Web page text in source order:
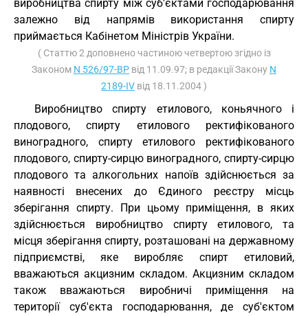
виробництва спирту між суб'єктами господарювання
залежно від напрямів використання спирту
приймається Кабінетом Міністрів України.
( Статтю 2 доповнено частиною четвертою згідно із
Законом N 526/97-ВР від 11.09.97; в редакції Закону N
2189-IV від 18.11.2004 )
Виробництво спирту етилового, коньячного і
плодового, спирту етилового ректифікованого
виноградного, спирту етилового ректифікованого
плодового, спирту-сирцю виноградного, спирту-сирцю
плодового та алкогольних напоїв здійснюється за
наявності внесених до Єдиного реєстру місць
зберігання спирту. При цьому приміщення, в яких
здійснюється виробництво спирту етилового, та
місця зберігання спирту, розташовані на державному
підприємстві, яке виробляє спирт етиловий,
вважаються акцизним складом. Акцизним складом
також вважаються виробничі приміщення на
території суб'єкта господарювання, де суб'єктом